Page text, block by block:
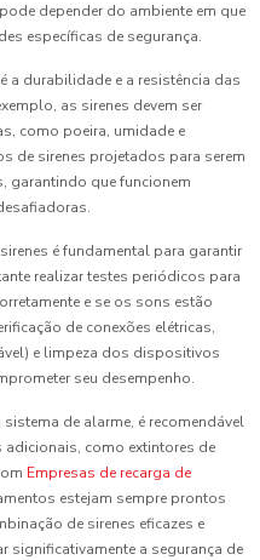
depender do ambiente em que
específicas de segurança.
a durabilidade e a resistência das
as sirenes devem ser
como poeira, umidade e
de sirenes projetados para serem
garantindo que funcionem
é fundamental para garantir
realizar testes periódicos para
e se os sons estão
de conexões elétricas,
e limpeza dos dispositivos
seu desempenho.
de alarme, é recomendável
como extintores de
Empresas de recarga de
estejam sempre prontos
de sirenes eficazes e
significativamente a segurança de